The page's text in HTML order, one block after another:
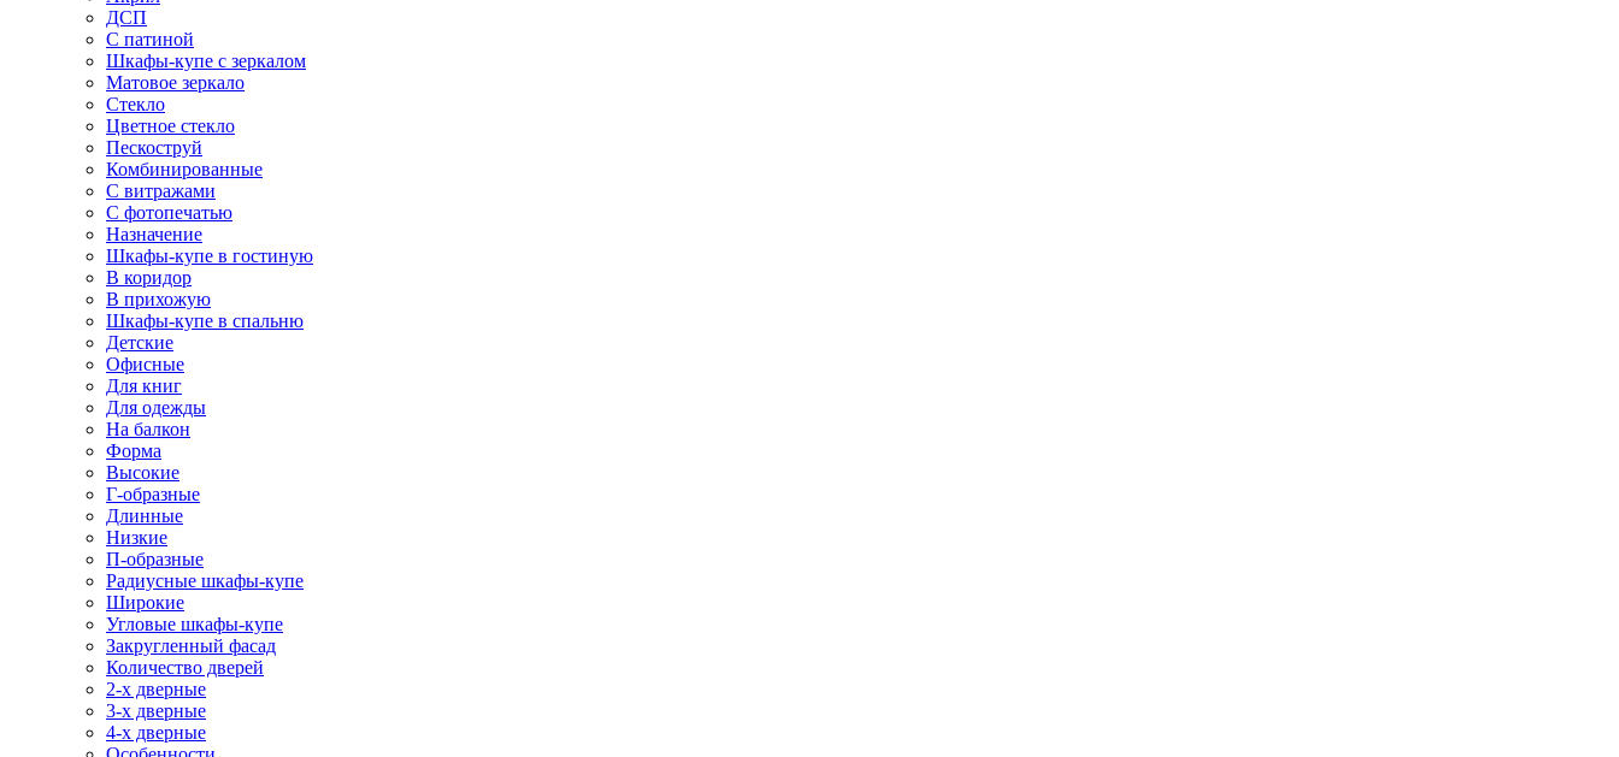
ДСП
С патиной
Шкафы-купе с зеркалом
Матовое зеркало
Стекло
Цветное стекло
Пескоструй
Комбинированные
С витражами
С фотопечатью
Назначение
Шкафы-купе в гостиную
В коридор
В прихожую
Шкафы-купе в спальню
Детские
Офисные
Для книг
Для одежды
На балкон
Форма
Высокие
Г-образные
Длинные
Низкие
П-образные
Радиусные шкафы-купе
Широкие
Угловые шкафы-купе
Закругленный фасад
Количество дверей
2-х дверные
3-х дверные
4-х дверные